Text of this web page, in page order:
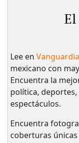
Lee en Vanguardia
mexicano con
Encuentra la
política,
espectáculos.
Encuentra
coberturas